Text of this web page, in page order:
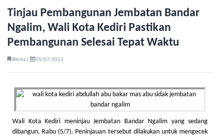
Tinjau Pembangunan Jembatan Bandar
Ngalim, Wali Kota Kediri Pastikan
Pembangunan Selesai Tepat Waktu
Berita | 05/07/2023
Wali Kota Kediri meninjau Jembatan Bandar Ngalim yang sedang
dibangun, Rabu (5/7). Peninjauan tersebut dilakukan untuk mengecek